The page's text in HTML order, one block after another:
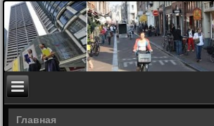
Главная